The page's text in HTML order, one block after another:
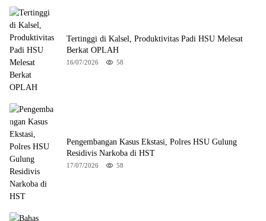
Tertinggi di Kalsel, Produktivitas Padi HSU Melesat
Berkat OPLAH
16/07/2026 58
Pengembangan Kasus Ekstasi, Polres HSU Gulung
Residivis Narkoba di HST
17/07/2026 58